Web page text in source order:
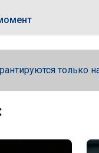
только